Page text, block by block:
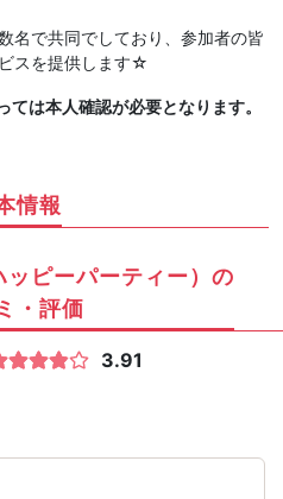
名で共同でしており、参加者の皆
スを提供します☆
は本人確認が必要となります。
情報
ピーパーティー）の
・評価
3.91